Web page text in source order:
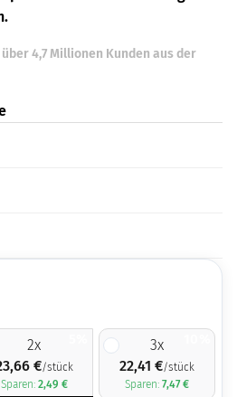
4,7 Millionen Kunden aus der
2x
€/stück
Sparen: 2,49 €
3x
22,41 €/stück
Sparen: 7,47€